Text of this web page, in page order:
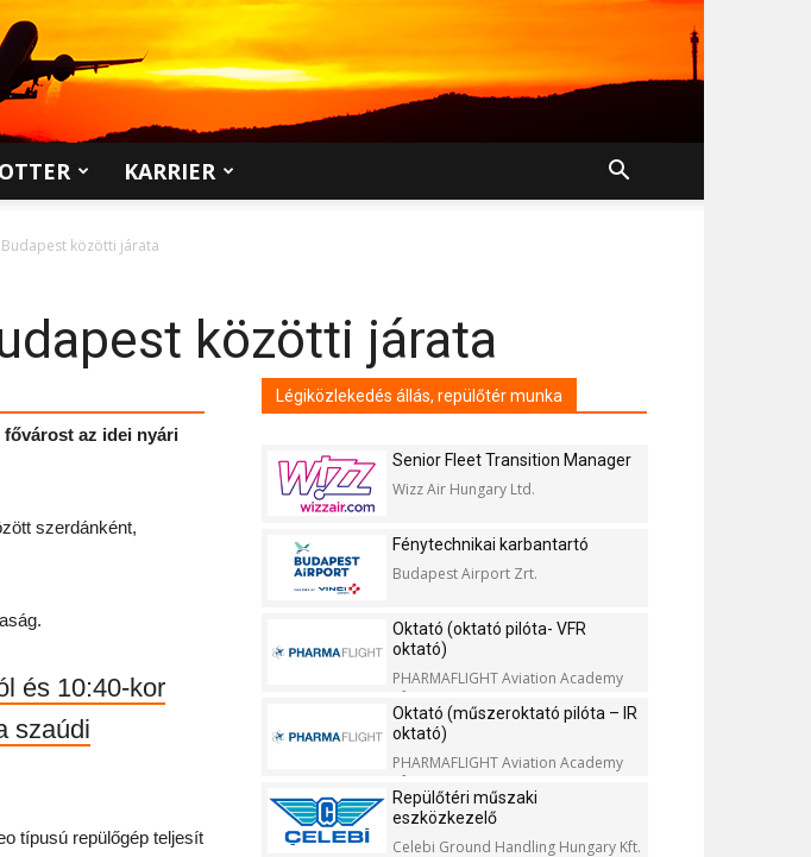
KARRIER
Budapest közötti járata
közötti járata
az idei nyári
szerdánként,
és 10:40-kor
szaúdi
típusú repülőgép teljesít
Légiközlekedés állás, repülőtér munka
Senior Fleet Transition Manager
Wizz Air Hungary Ltd.
Fénytechnikai karbantartó
Budapest Airport Zrt.
Oktató (oktató pilóta- VFR
oktató)
PHARMAFLIGHT Aviation Academy
Kft.
Oktató (műszeroktató pilóta – IR
oktató)
PHARMAFLIGHT Aviation Academy
Kft.
Repülőtéri műszaki
eszközkezelő
Celebi Ground Handling Hungary Kft.